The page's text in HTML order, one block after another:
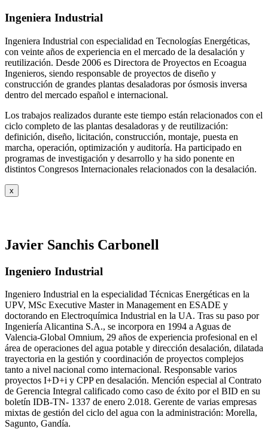
Ingeniera Industrial
Ingeniera Industrial con especialidad en Tecnologías Energéticas,
con veinte años de experiencia en el mercado de la desalación y
reutilización. Desde 2006 es Directora de Proyectos en Ecoagua
Ingenieros, siendo responsable de proyectos de diseño y
construcción de grandes plantas desaladoras por ósmosis inversa
dentro del mercado español e internacional.
Los trabajos realizados durante este tiempo están relacionados con el
ciclo completo de las plantas desaladoras y de reutilización:
definición, diseño, licitación, construcción, montaje, puesta en
marcha, operación, optimización y auditoría. Ha participado en
programas de investigación y desarrollo y ha sido ponente en
distintos Congresos Internacionales relacionados con la desalación.
x
Javier Sanchis Carbonell
Ingeniero Industrial
Ingeniero Industrial en la especialidad Técnicas Energéticas en la
UPV, MSc Executive Master in Management en ESADE y
doctorando en Electroquímica Industrial en la UA. Tras su paso por
Ingeniería Alicantina S.A., se incorpora en 1994 a Aguas de
Valencia-Global Omnium, 29 años de experiencia profesional en el
área de operaciones del agua potable y dirección desalación, dilatada
trayectoria en la gestión y coordinación de proyectos complejos
tanto a nivel nacional como internacional. Responsable varios
proyectos I+D+i y CPP en desalación. Mención especial al Contrato
de Gerencia Integral calificado como caso de éxito por el BID en su
boletín IDB-TN- 1337 de enero 2.018. Gerente de varias empresas
mixtas de gestión del ciclo del agua con la administración: Morella,
Sagunto, Gandía.